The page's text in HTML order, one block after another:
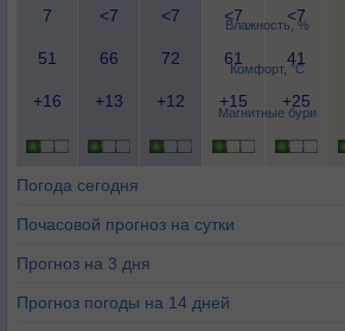
Влажность, %
Комфорт, °C
Магнитные бури
7 <7 <7 <7 <7
51 66 72 61 41
+16 +13 +12 +15 +25
Погода сегодня
Почасовой прогноз на сутки
Прогноз на 3 дня
Прогноз погоды на 14 дней